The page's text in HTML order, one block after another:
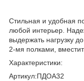
Стильная и удобная
любой интерьер.
выдержать нагрузку
2-мя полками,
Характеристики:
Артикул:ПДОА32